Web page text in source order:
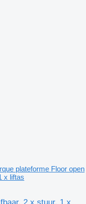
plateforme Floor open
x liftas
2 x stuur, 1 x